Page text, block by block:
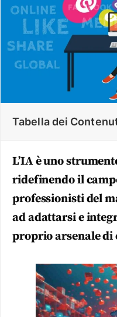
Tabella dei
L’IA è uno
ridefinendo il
professionisti del
ad adattarsi e
proprio arsenale di